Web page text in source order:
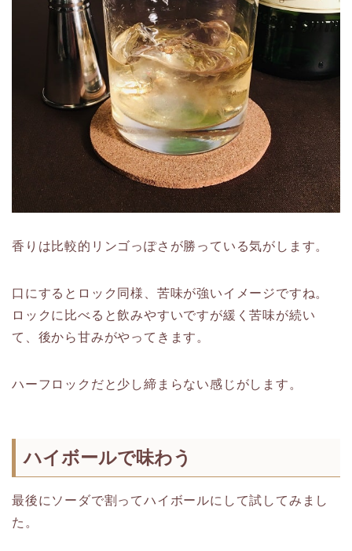
香りは比較的リンゴっぽさが勝っている気がします。
口にするとロック同様、苦味が強いイメージですね。
ロックに比べると飲みやすいですが緩く苦味が続い
て、後から甘みがやってきます。
ハーフロックだと少し締まらない感じがします。
ハイボールで味わう
最後にソーダで割ってハイボールにして試してみまし
た。